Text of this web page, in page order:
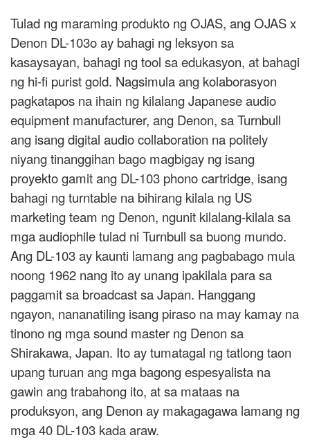
Tulad ng maraming produkto ng OJAS, ang OJAS x
Denon DL-103o ay bahagi ng leksyon sa
kasaysayan, bahagi ng tool sa edukasyon, at bahagi
ng hi-fi purist gold. Nagsimula ang kolaborasyon
pagkatapos na ihain ng kilalang Japanese audio
equipment manufacturer, ang Denon, sa Turnbull
ang isang digital audio collaboration na politely
niyang tinanggihan bago magbigay ng isang
proyekto gamit ang DL-103 phono cartridge, isang
bahagi ng turntable na bihirang kilala ng US
marketing team ng Denon, ngunit kilalang-kilala sa
mga audiophile tulad ni Turnbull sa buong mundo.
Ang DL-103 ay kaunti lamang ang pagbabago mula
noong 1962 nang ito ay unang ipakilala para sa
paggamit sa broadcast sa Japan. Hanggang
ngayon, nananatiling isang piraso na may kamay na
tinono ng mga sound master ng Denon sa
Shirakawa, Japan. Ito ay tumatagal ng tatlong taon
upang turuan ang mga bagong espesyalista na
gawin ang trabahong ito, at sa mataas na
produksyon, ang Denon ay makagagawa lamang ng
mga 40 DL-103 kada araw.